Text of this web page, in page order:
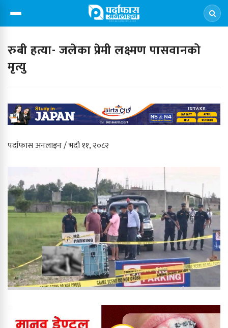
रुबी हत्या- जलेका प्रेमी लक्ष्मण पासवानको
मृत्यु
पर्दाफास अनलाइन / भदौ ११, २०८२